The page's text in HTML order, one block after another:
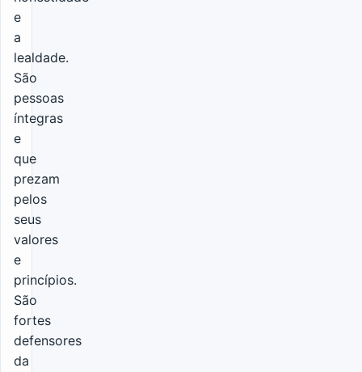
e
a
lealdade.
São
pessoas
íntegras
e
que
prezam
pelos
seus
valores
e
princípios.
São
fortes
defensores
da